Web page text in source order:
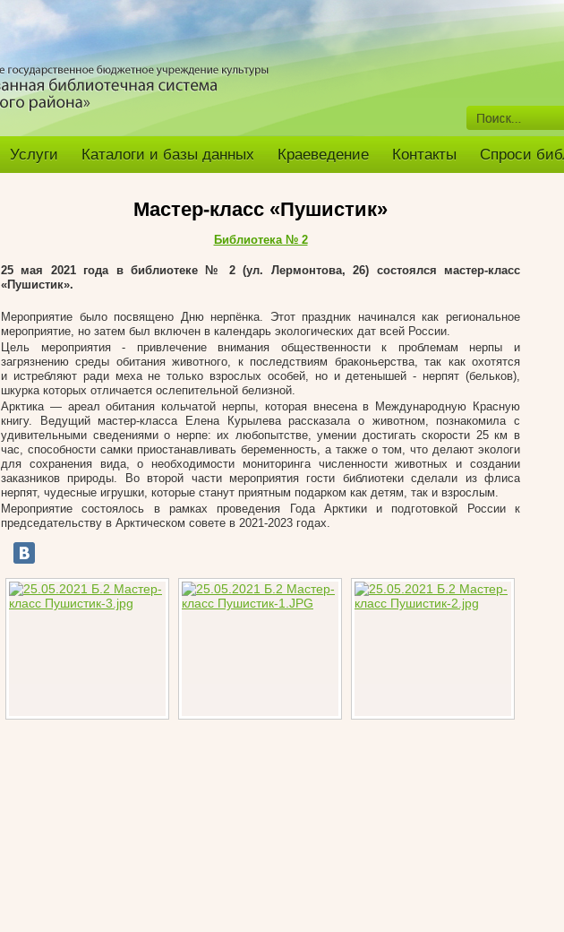
Услуги Каталоги и базы данных Краеведение Контакты Спроси
Мастер-класс «Пушистик»
Библиотека № 2
25 мая 2021 года в библиотеке № 2 (ул. Лермонтова, 26) состоялся мастер-класс
«Пушистик».
Мероприятие было посвящено Дню нерпёнка. Этот праздник начинался как региональное
мероприятие, но затем был включен в календарь экологических дат всей России.
Цель мероприятия - привлечение внимания общественности к проблемам нерпы и
загрязнению среды обитания животного, к последствиям браконьерства, так как охотятся
и истребляют ради меха не только взрослых особей, но и детенышей - нерпят (бельков),
шкурка которых отличается ослепительной белизной.
Арктика — ареал обитания кольчатой нерпы, которая внесена в Международную Красную
книгу. Ведущий мастер-класса Елена Курылева рассказала о животном, познакомила с
удивительными сведениями о нерпе: их любопытстве, умении достигать скорости 25 км в
час, способности самки приостанавливать беременность, а также о том, что делают экологи
для сохранения вида, о необходимости мониторинга численности животных и создании
заказников природы. Во второй части мероприятия гости библиотеки сделали из флиса
нерпят, чудесные игрушки, которые станут приятным подарком как детям, так и взрослым.
Мероприятие состоялось в рамках проведения Года Арктики и подготовкой России к
председательству в Арктическом совете в 2021-2023 годах.